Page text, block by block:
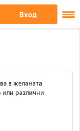
Вход
в желаната
различни